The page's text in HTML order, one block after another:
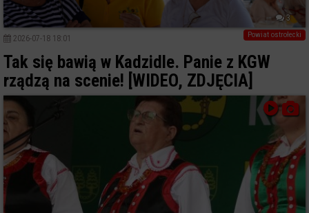
3
Powiat ostrołecki
2026-07-18 18:01
Tak się bawią w Kadzidle. Panie z KGW
rządzą na scenie! [WIDEO, ZDJĘCIA]